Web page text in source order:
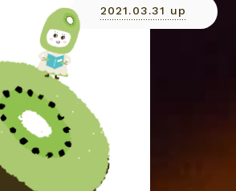
2021.03.31